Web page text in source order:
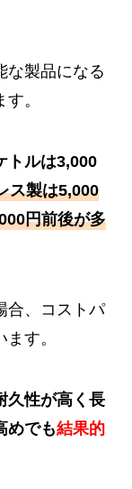
な製品になる
。
トルは3,000
ス製は5,000
円前後が多
合、コストパ
す。
久性が高く長
めでも結果的